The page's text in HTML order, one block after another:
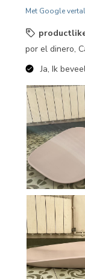
Met Google
por el dinero,
Ja, Ik